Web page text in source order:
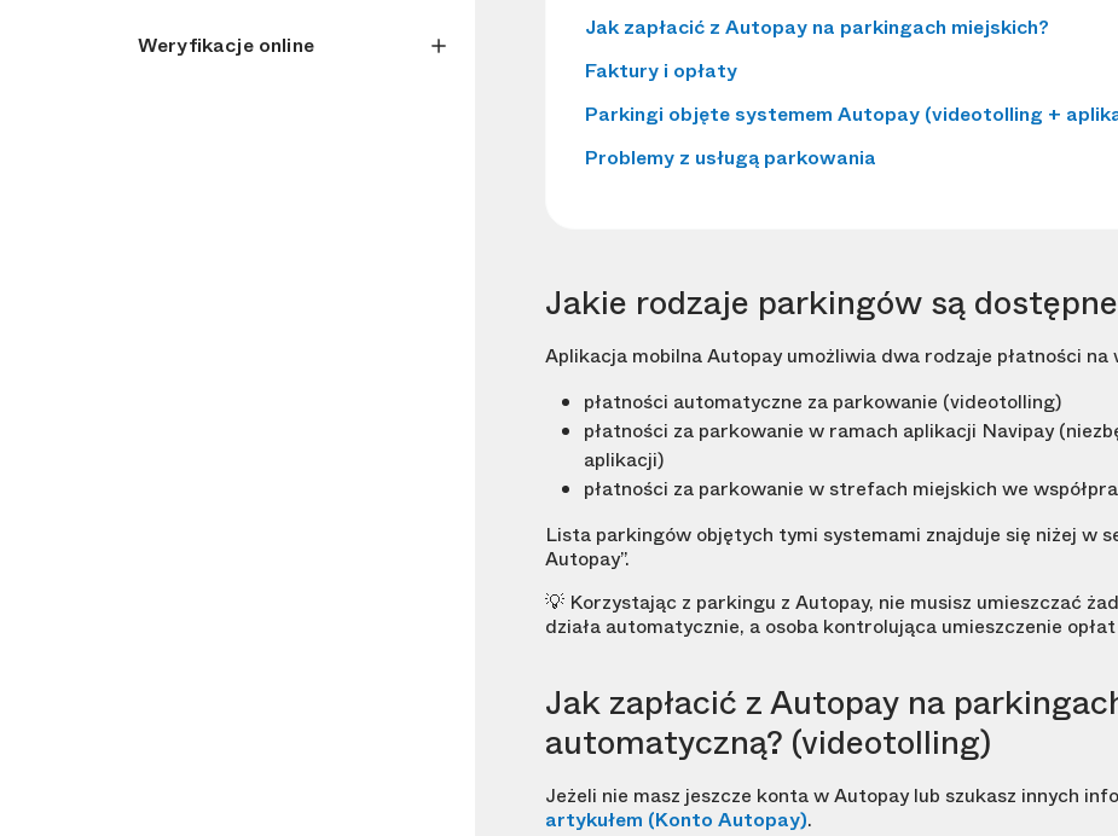
Weryfikacje online
Jak zapłacić z Autopay na parkingach miejskich?
Faktury i opłaty
Parkingi objęte systemem Autopay (videotolling +
Problemy z usługą parkowania
Jakie rodzaje parkingów są
Aplikacja mobilna Autopay umożliwia dwa rodzaje płatności
płatności automatyczne za parkowanie (videotolling)
płatności za parkowanie w ramach aplikacji Navipay
aplikacji)
płatności za parkowanie w strefach miejskich we
Lista parkingów objętych tymi systemami znajduje się niżej w
Autopay”.
💡 Korzystając z parkingu z Autopay, nie musisz umieszczać
działa automatycznie, a osoba kontrolująca umieszczenie
Jak zapłacić z Autopay na
automatyczną? (videotolling)
Jeżeli nie masz jeszcze konta w Autopay lub szukasz innych
artykułem (Konto Autopay).